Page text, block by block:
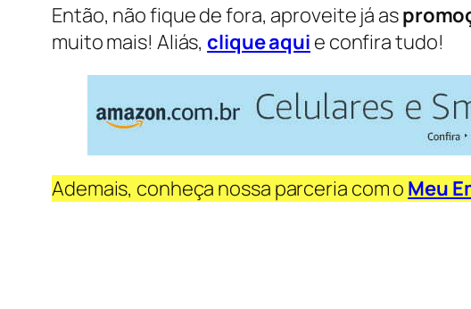
Então, não fique de fora, aproveite já as
muito mais! Aliás, clique aqui e confira tudo!
Ademais, conheça nossa parceria com o Meu